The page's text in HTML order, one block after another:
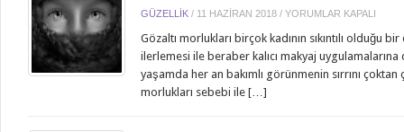
GÜZELLIK / 11 HAZIRAN 2018 / GÖZALTI
GEÇER?
YORUMLAR KAPALI
Gözaltı morlukları birçok kadının sıkıntılı olduğu
ilerlemesi ile beraber kalıcı makyaj
yaşamda her an bakımlı görünmenin sırrını
morlukları sebebi ile […]